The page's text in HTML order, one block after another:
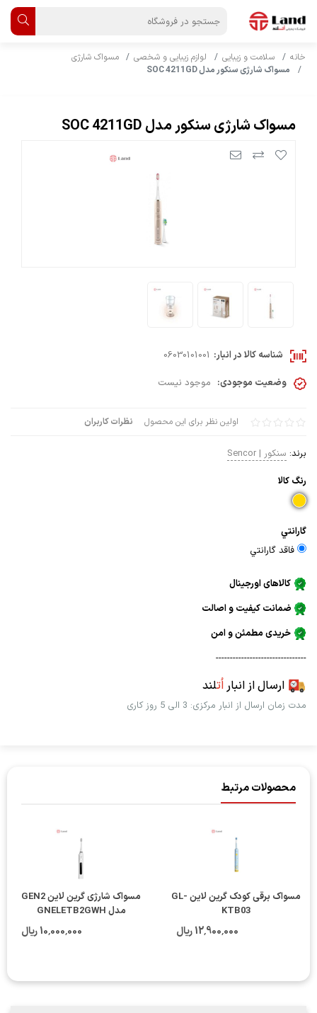
خانه سلامت و زیبایی لوازم زیبایی و شخصی
مسواک شارژی
مسواک شارژی سنکور مدل SOC 4211GD
مسواک شارژی سنکور مدل SOC 4211GD
اولین نظر برای این محصول نظرات کاربران
برند: سنکور | Sencor
رنگ كالا
گارانتي
فاقد گارانتي
کالاهای اورجینال
ضمانت کیفیت و اصالت
خریدی مطمئن و امن
--------------------------------
ارسال از انباراُتلند
مدت زمان ارسال از انبار مرکزی: 3 الی 5 روز کاری
شناسه کالا در انبار: 06030101001
وضعیت موجودی: موجود نیست
محصولات مرتبط
مسواک برقی کودک گرین لاین GL-
KTB03
12٬900٬000 ریال
مسواک شارژی گرین لاین GEN2
مدل GNELETB2GWH
10٬000٬000 ریال